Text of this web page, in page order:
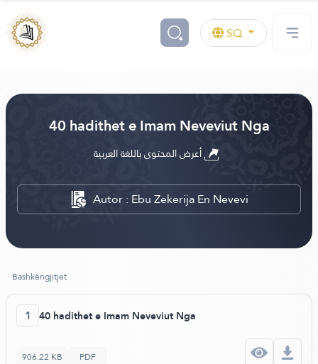
SQ
40 hadithet e Imam Neveviut Nga
Autor : Ebu Zekerija En Nevevi
Bashkëngjitjet
1 40 hadithet e Imam Neveviut Nga
906.22 KB PDF